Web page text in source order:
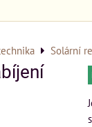
Solární